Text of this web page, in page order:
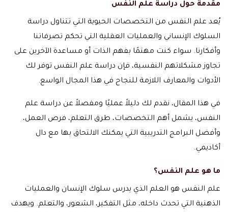
مقدمة حول دراسة علم النفس
يُعد علم النفس من التخصصات الحيوية التي تتناول دراسة
السلوك الإنساني والعمليات العقلية التي تحكم تصرفاتنا
وأفكارنا. سواء كنت مهتمًا بفهم الذات أو مساعدة الآخرين على
تجاوز مشكلاتهم النفسية، فإن دراسة علم النفس توفر لك
الأدوات والمعارف اللازمة للنجاح في هذا المجال الواسع.
في هذا المقال، نقدم لك دليلاً عمليًا ومفصلاً عن دراسة علم
النفس، يشمل أهم التخصصات، طرق التعلم، فرص العمل،
وأفضل البرامج التدريبية التي يمكنك الالتحاق بها مع دال
أكاديمي.
ما هو علم النفس؟
علم النفس هو العلم الذي يدرس سلوك الإنسان والعمليات
الذهنية التي تحدث داخله، مثل التفكير، الشعور، والتعلم. ويهدف